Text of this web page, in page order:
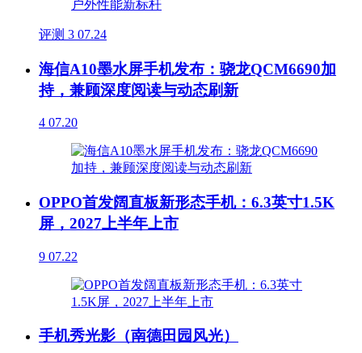
评测 3 07.24
海信A10墨水屏手机发布：骁龙QCM6690加
持，兼顾深度阅读与动态刷新
4 07.20
OPPO首发阔直板新形态手机：6.3英寸1.5K
屏，2027上半年上市
9 07.22
手机秀光影（南德田园风光）